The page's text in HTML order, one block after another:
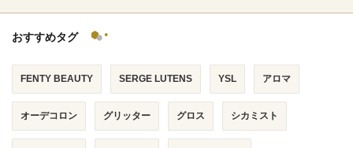
おすすめタグ
FENTY BEAUTY SERGE LUTENS YSL アロマ
オーデコロン グリッター グロス シカミスト